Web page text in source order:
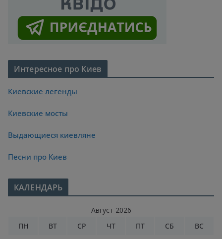
Интересное про Киев
Киевские легенды
Киевские мосты
Выдающиеся киевляне
Песни про Киев
КАЛЕНДАРЬ
Август 2026
ПН
ВТ СР ЧТ ПТ СБ ВС